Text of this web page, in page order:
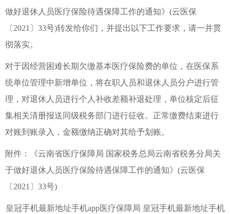
做好退休人员医疗保险待遇保障工作的通知》(云医保
〔2021〕33号)转发给你们，并提出以下工作要求，请一并贯
彻落实。
对于因经营困难长期欠缴基本医疗保险费的单位，在医保系
统单位管理中新增单位，将在职人员和退休人员分户进行管
理，对退休人员进行个人补收差额补退处理，单位核定后征
集相关清册报送同级税务部门进行征收。正常缴费结束进行
对账到账录入，金额缴纳正确对其给予划账。
附件：《云南省医疗保障局 国家税务总局云南省税务分局关
于做好退休人员医疗保险待遇保障工作的通知》(云医保
〔2021〕33号)
皇冠手机最新地址手机app医疗保障局 皇冠手机最新地址手机